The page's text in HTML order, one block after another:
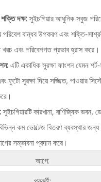
দক্ষ:সুইচগিয়ার আধুনিক সবুজ
পরিবেশ বান্ধব উপকরণ এবং শক্তি-
এবং পরিবেশগত প্রভাব হ্রাস করে।
এটি একাধিক সুরক্ষা ফাংশন যেমন শর্ট-
ফুটো সুরক্ষা দিয়ে সজ্জিত, পাওয়ার
সুইচগিয়ারটি কারখানা, বাণিজ্যিক ভবন,
কম ভোল্টেজ বিতরণ ব্যবস্থার
সম্ভাবনা প্রদান করে।
আগে: